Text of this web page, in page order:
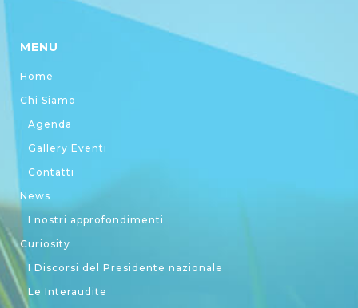
MENU
Home
Chi Siamo
Agenda
Gallery Eventi
Contatti
News
I nostri approfondimenti
Curiosity
I Discorsi del Presidente nazionale
Le Interaudite